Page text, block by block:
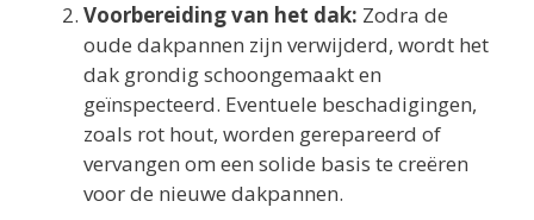
Voorbereiding van het dak: Zodra de
oude dakpannen zijn verwijderd, wordt het
dak grondig schoongemaakt en
geïnspecteerd. Eventuele beschadigingen,
zoals rot hout, worden gerepareerd of
vervangen om een solide basis te creëren
voor de nieuwe dakpannen.